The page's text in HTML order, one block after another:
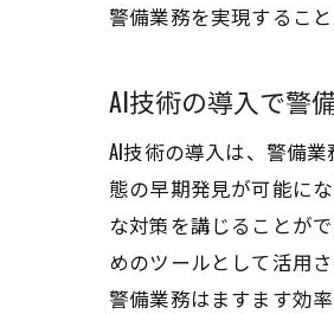
警備業務を実現すること
AI技術の導入で警
AI技術の導入は、警備
態の早期発見が可能に
な対策を講じることが
めのツールとして活用
警備業務はますます効